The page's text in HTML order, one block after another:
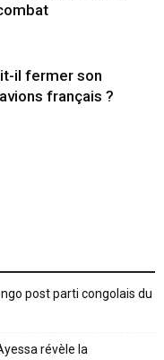
il fermer son
français ?
post parti congolais du
révèle la